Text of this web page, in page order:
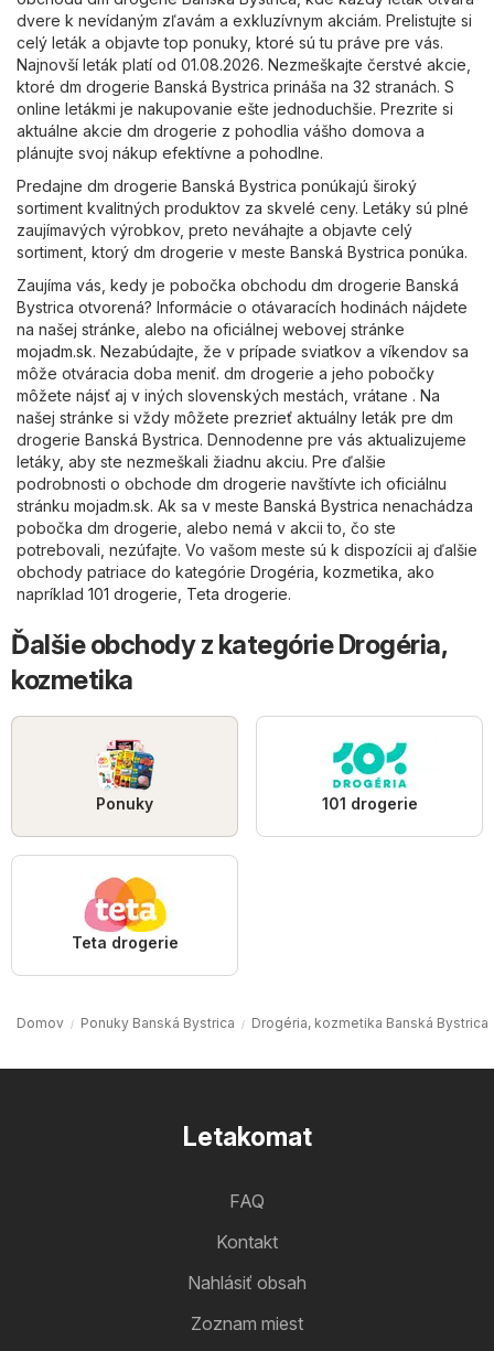
dvere k nevídaným zľavám a exkluzívnym akciám. Prelistujte si
celý leták a objavte top ponuky, ktoré sú tu práve pre vás.
Najnovší leták platí od 01.08.2026. Nezmeškajte čerstvé akcie,
ktoré dm drogerie Banská Bystrica prináša na 32 stranách. S
online letákmi je nakupovanie ešte jednoduchšie. Prezrite si
aktuálne akcie dm drogerie z pohodlia vášho domova a
plánujte svoj nákup efektívne a pohodlne.
Predajne dm drogerie Banská Bystrica ponúkajú široký
sortiment kvalitných produktov za skvelé ceny. Letáky sú plné
zaujímavých výrobkov, preto neváhajte a objavte celý
sortiment, ktorý dm drogerie v meste Banská Bystrica ponúka.
Zaujíma vás, kedy je pobočka obchodu dm drogerie Banská
Bystrica otvorená? Informácie o otávaracích hodinách nájdete
na našej stránke, alebo na oficiálnej webovej stránke
mojadm.sk. Nezabúdajte, že v prípade sviatkov a víkendov sa
môže otváracia doba meniť. dm drogerie a jeho pobočky
môžete nájsť aj v iných slovenských mestách, vrátane . Na
našej stránke si vždy môžete prezrieť aktuálny leták pre dm
drogerie Banská Bystrica. Dennodenne pre vás aktualizujeme
letáky, aby ste nezmeškali žiadnu akciu. Pre ďalšie
podrobnosti o obchode dm drogerie navštívte ich oficiálnu
stránku mojadm.sk. Ak sa v meste Banská Bystrica nenachádza
pobočka dm drogerie, alebo nemá v akcii to, čo ste
potrebovali, nezúfajte. Vo vašom meste sú k dispozícii aj ďalšie
obchody patriace do kategórie Drogéria, kozmetika , ako
napríklad 101 drogerie Teta drogerie.
Ďalšie obchody z kategórie Drogéria,
kozmetika
Ponuky 101 drogerie
Teta drogerie
Domov Ponuky Banská Bystrica Drogéria, kozmetika Banská Bystrica
Letakomat
FAQ
Kontakt
Nahlásiť obsah
Zoznam miest